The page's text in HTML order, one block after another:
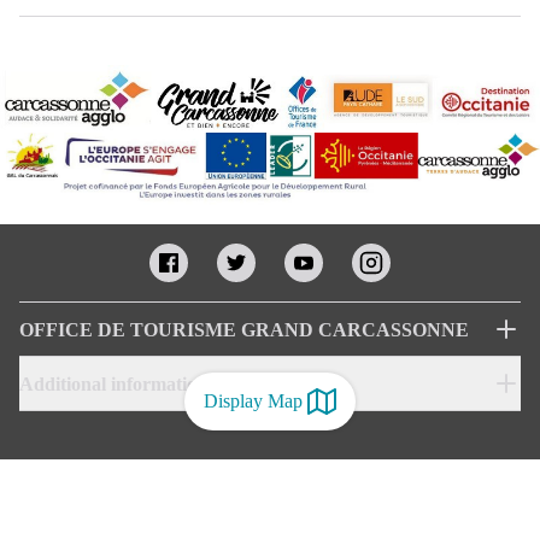
Display Map
OFFICE DE TOURISME GRAND CARCASSONNE
Additional informations